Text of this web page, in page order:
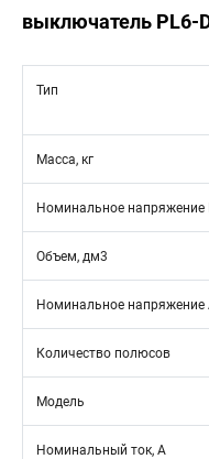
выключатель PL6-
Тип
Масса, кг
Номинальное напряжение
Объем, дм3
Номинальное напряжение
Количество полюсов
Модель
Номинальный ток, А